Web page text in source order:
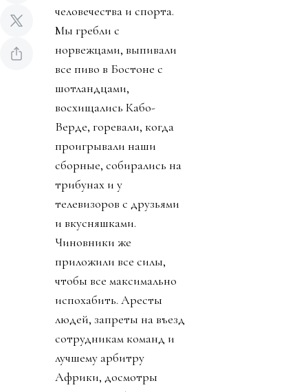
человечества и спорта.
Мы гребли с
норвежцами, выпивали
все пиво в Бостоне с
шотландцами,
восхищались Кабо-
Верде, горевали, когда
проигрывали наши
сборные, собирались на
трибунах и у
телевизоров с друзьями
и вкусняшками.
Чиновники же
приложили все силы,
чтобы все максимально
испохабить. Аресты
людей, запреты на въезд
сотрудникам команд и
лучшему арбитру
Африки, досмотры